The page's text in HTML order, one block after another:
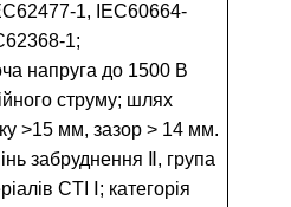
1, IEC60664-
1;
напруга до 1500 В
струму; шлях
>15 мм, зазор > 14 мм.
забруднення Ⅱ, група
CTI Ⅰ; категорія